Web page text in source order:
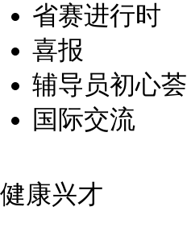
省赛进行时
喜报
辅导员初心荟
国际交流
健康兴才